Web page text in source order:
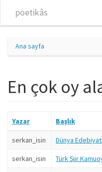
pöetikâs
Ana sayfa
En çok oy
Yazar Başlık
serkan_isin Dünya
serkan_isin Türk Şiir